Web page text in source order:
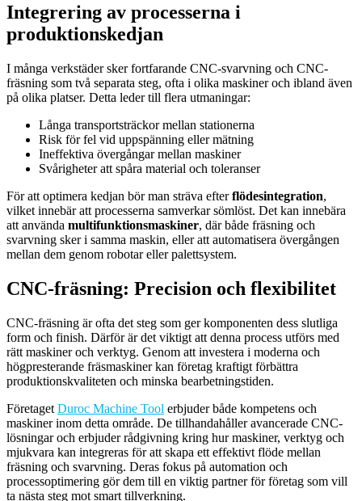
Integrering av processerna i
produktionskedjan
I många verkstäder sker fortfarande CNC-svarvning och CNC-
fräsning som två separata steg, ofta i olika maskiner och ibland även
på olika platser. Detta leder till flera utmaningar:
Långa transportsträckor mellan stationerna
Risk för fel vid uppspänning eller mätning
Ineffektiva övergångar mellan maskiner
Svårigheter att spåra material och toleranser
För att optimera kedjan bör man sträva efterflödesintegration,
vilket innebär att processerna samverkar sömlöst. Det kan innebära
att använda multifunktionsmaskiner, där både fräsning och
svarvning sker i samma maskin, eller att automatisera övergången
mellan dem genom robotar eller palettsystem.
CNC-fräsning: Precision och flexibilitet
CNC-fräsning är ofta det steg som ger komponenten dess slutliga
form och finish. Därför är det viktigt att denna process utförs med
rätt maskiner och verktyg. Genom att investera i moderna och
högpresterande fräsmaskiner kan företag kraftigt förbättra
produktionskvaliteten och minska bearbetningstiden.
Företaget Duroc Machine Tool erbjuder både kompetens och
maskiner inom detta område. De tillhandahåller avancerade CNC-
lösningar och erbjuder rådgivning kring hur maskiner, verktyg och
mjukvara kan integreras för att skapa ett effektivt flöde mellan
fräsning och svarvning. Deras fokus på automation och
processoptimering gör dem till en viktig partner för företag som vill
ta nästa steg mot smart tillverkning.